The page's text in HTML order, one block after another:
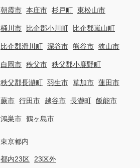
朝霞市 本庄市 杉戸町 東松山市
桶川市 比企郡小川町 比企郡嵐山町
比企郡滑川町 深谷市 熊谷市 狭山市
白岡市 秩父市 秩父郡小鹿野町
秩父郡長瀞町 羽生市 草加市 蓮田市
蕨市 行田市 越谷市 長瀞町 飯能市
鴻巣市 鶴ヶ島市
東京都内
都内23区 23区外